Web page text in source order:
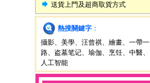
送貨上門及超商取貨方式
熱搜關鍵字 ：
攝影
美學 汪曾祺 繪畫
一帶一
路
盗墓笔记 瑜伽 烹饪 中醫
人工智能